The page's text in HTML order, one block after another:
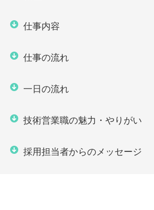
仕事内容
仕事の流れ
一日の流れ
技術営業職の魅力・やりがい
採用担当者からのメッセージ